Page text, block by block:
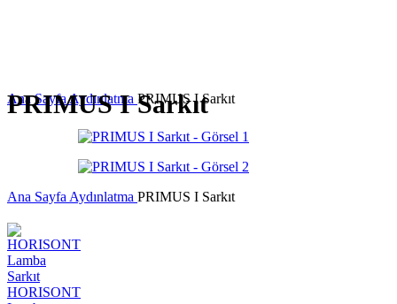
Ana SayfaAydınlatma PRIMUS I Sarkıt
PRIMUS I Sarkıt
Ana Sayfa Aydınlatma PRIMUS I Sarkıt
HORISONT